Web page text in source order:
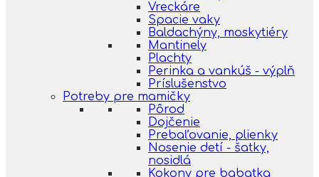
Vreckáre
Spacie vaky
Baldachýny, moskytiéry
Mantinely
Plachty
Perinka a vankúš - výplň
Príslušenstvo
Potreby pre mamičky
Pôrod
Dojčenie
Prebaľovanie, plienky
Nosenie detí - šatky,
nosidlá
Kokony pre babatka